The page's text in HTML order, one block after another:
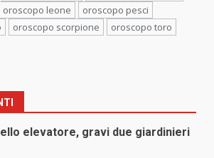
oroscopo leone
oroscopo pesci
oroscopo scorpione
oroscopo toro
elevatore, gravi due giardinieri